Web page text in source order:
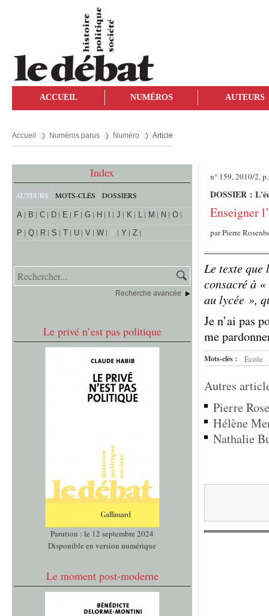
ACCUEIL NUMÉROS AUTEURS
Accueil Numéros parus Numéro Article
Index
AUTEURS MOTS-CLÉS DOSSIERS
A B C D E F G H J K L M N
O
P
Q R S T U V W Y Z
Recherche avancée
Le privé n’est pas politique
Parution : le 12 septembre 2024
Disponible en version numérique
Le moment post-moderne
n° 159, 2010/2,
DOSSIER :
Enseigner
parPierre
Le texte que
consacré à
au lycée »,
Je n’ai pas
me
Mots-clés : École
Autres
Pierre
Hélène
Nathalie